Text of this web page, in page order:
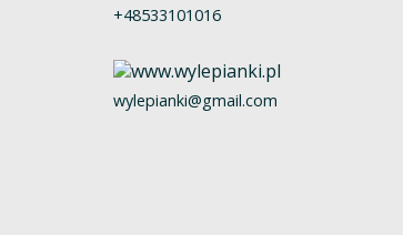
+48533101016
wylepianki@gmail.com